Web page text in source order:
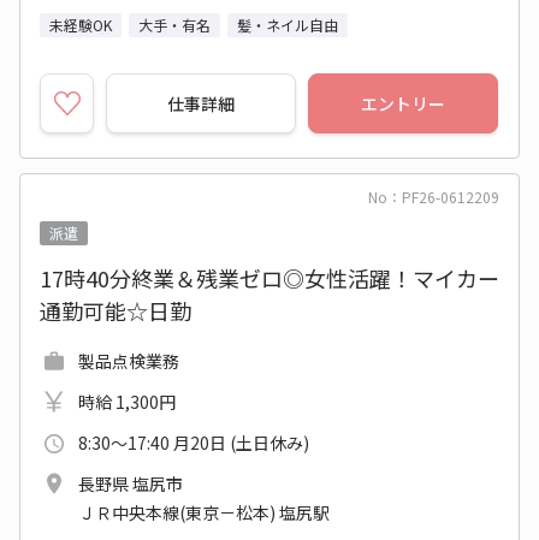
未経験OK 大手・有名 髪・ネイル自由
仕事詳細 エントリー
No：PF26-0612209
派遣
17時40分終業＆残業ゼロ◎女性活躍！マイカー
通勤可能☆日勤
製品点検業務
時給 1,300円
8:30～17:40 月20日 (土日休み)
長野県 塩尻市
ＪＲ中央本線(東京－松本) 塩尻駅